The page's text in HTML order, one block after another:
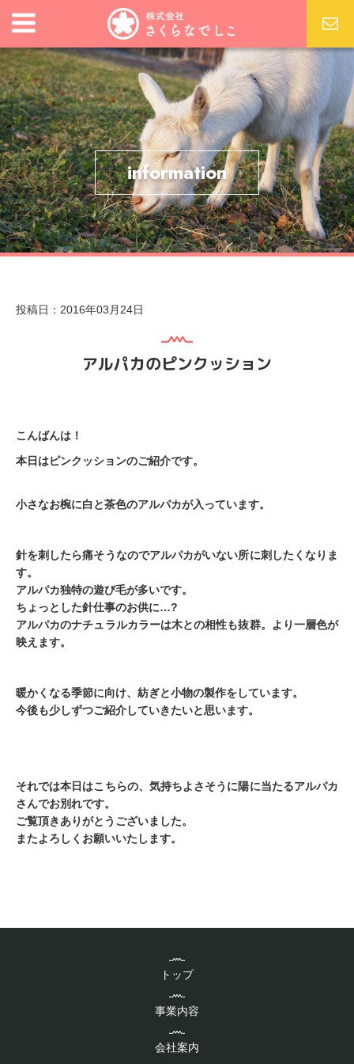
information
投稿日：2016年03月24日
アルパカのピンクッション
こんばんは！
本日はピンクッションのご紹介です。
小さなお椀に白と茶色のアルパカが入っています。
針を刺したら痛そうなのでアルパカがいない所に刺したくなりま
す。
アルパカ独特の遊び毛が多いです。
ちょっとした針仕事のお供に…?
アルパカのナチュラルカラーは木との相性も抜群。より一層色が
映えます。
暖かくなる季節に向け、紡ぎと小物の製作をしています。
今後も少しずつご紹介していきたいと思います。
それでは本日はこちらの、気持ちよさそうに陽に当たるアルパカ
さんでお別れです。
ご覧頂きありがとうございました。
またよろしくお願いいたします。
トップ
事業内容
会社案内